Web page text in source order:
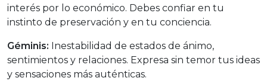
interés por lo económico. Debes confiar en tu
instinto de preservación y en tu conciencia.
Géminis: Inestabilidad de estados de ánimo,
sentimientos y relaciones. Expresa sin temor tus ideas
y sensaciones más auténticas.